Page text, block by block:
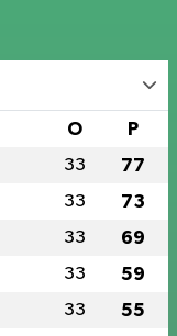
O P
33 77
33 73
33 69
33 59
33 55